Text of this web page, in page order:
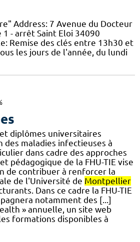
Address: 7 Avenue du Docteur
1 - arrêt Saint Eloi 34090
Remise des clés entre 13h30 et
les jours de l'année, du lundi
diplômes universitaires
des maladies infectieuses à
dans cadre des approches
pédagogique de la FHU-TIE vise
de contribuer à renforcer la
de l'Université de Montpellier
Dans ce cadre la FHU-TIE
notamment des [...]
» annuelle, un site web
formations disponibles à